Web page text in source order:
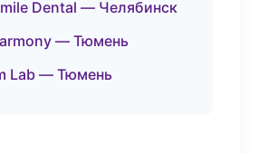
Dental — Челябинск
— Тюмень
Lab — Тюмень